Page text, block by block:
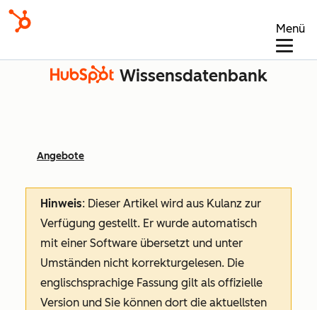
Menü
Wissensdatenbank
Angebote
Hinweis: Dieser Artikel wird aus Kulanz zur
Verfügung gestellt. Er wurde automatisch
mit einer Software übersetzt und unter
Umständen nicht korrekturgelesen. Die
englischsprachige Fassung gilt als offizielle
Version und Sie können dort die aktuellsten